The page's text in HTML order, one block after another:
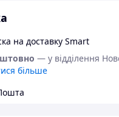
на доставку Smart
— у відділення
більше